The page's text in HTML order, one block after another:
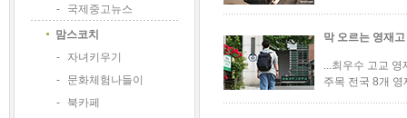
-
국제중고뉴스
맘스코치
-
자녀키우기
-
문화체험나들이
-
북카페
막 오르는 영재
...최우수 고교
주목 전국 8개